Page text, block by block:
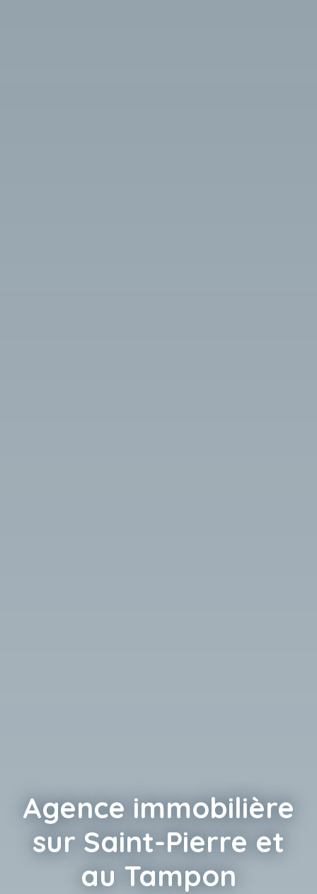
Agence immobilière
sur Saint-Pierre et
au Tampon